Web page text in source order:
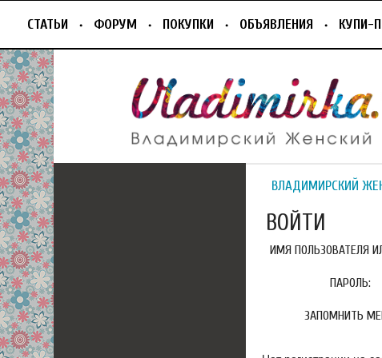
СТАТЬИ ФОРУМ ПОКУПКИ ОБЪЯВЛЕНИЯ КУПИ-
ВЛАДИМИРСКИЙ
ВОЙТИ
ИМЯ ПОЛЬЗОВАТЕЛЯ
ПАРОЛЬ:
ЗАПОМНИТЬ